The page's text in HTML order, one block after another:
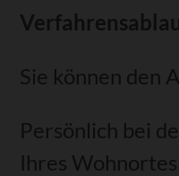
Sie können den
Persönlich bei
Ihres